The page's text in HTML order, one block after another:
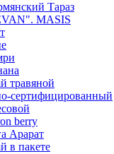
Тараз
MASIS
травяной
сертифицированный
berry
Арарат
в пакете